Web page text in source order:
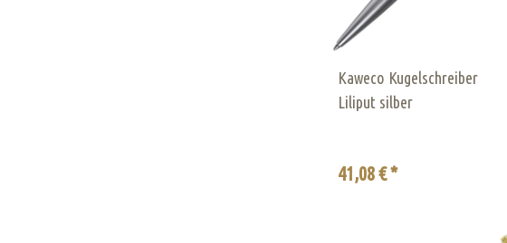
Kaweco Kugelschreiber
Liliput silber
41,08 € *